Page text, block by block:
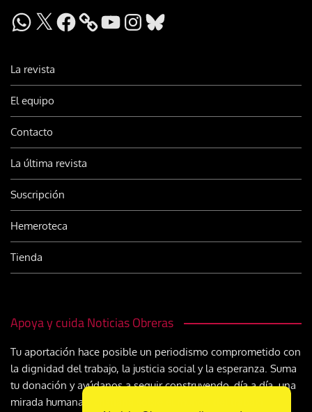
WhatsApp
X Facebook YouTubeInstagram
Bluesky
La revista
El equipo
Contacto
La última revista
Suscripción
Hemeroteca
Tienda
Apoya y cuida Noticias Obreras
Tu aportación hace posible un periodismo comprometido con
la dignidad del trabajo, la justicia social y la esperanza. Suma
tu donación y ayúdanos a seguir construyendo, día a día, una
mirada humana y cristiana sobre el mundo del trabajo